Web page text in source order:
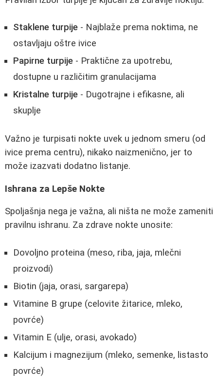
Staklene turpije - Najblaže prema noktima, ne
ostavljaju oštre ivice
Papirne turpije - Praktične za upotrebu,
dostupne u različitim granulacijama
Kristalne turpije - Dugotrajne i efikasne, ali
skuplje
Važno je turpisati nokte uvek u jednom smeru (od
ivice prema centru), nikako naizmenično, jer to
može izazvati dodatno listanje.
Ishrana za Lepše Nokte
Spoljašnja nega je važna, ali ništa ne može zameniti
pravilnu ishranu. Za zdrave nokte unosite:
Dovoljno proteina (meso, riba, jaja, mlečni
proizvodi)
Biotin (jaja, orasi, sargarepa)
Vitamine B grupe (celovite žitarice, mleko,
povrće)
Vitamin E (ulje, orasi, avokado)
Kalcijum i magnezijum (mleko, semenke, listasto
povrće)